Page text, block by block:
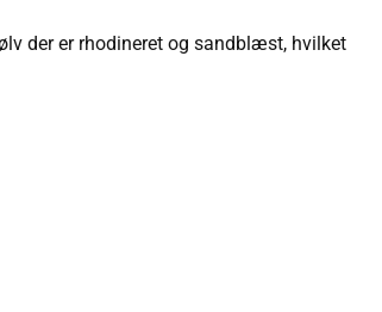
der er rhodineret og sandblæst, hvilket